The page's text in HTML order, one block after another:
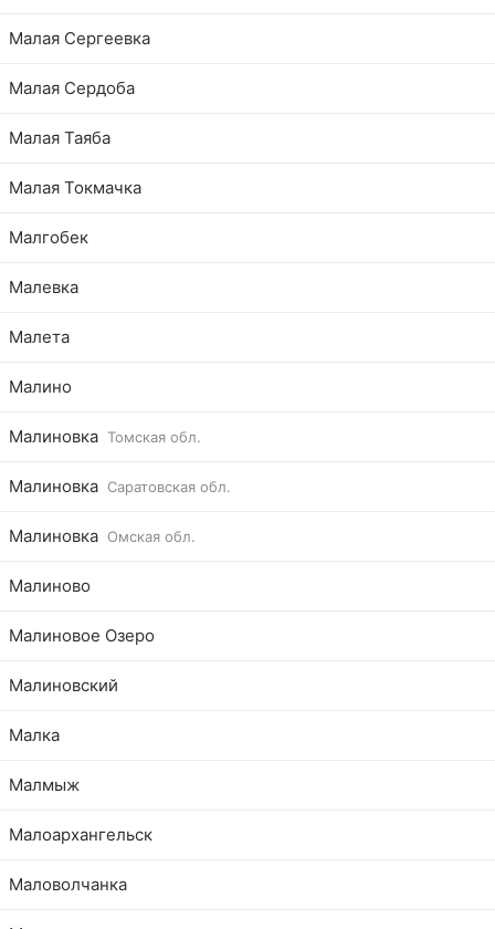
Малая Сергеевка
Малая Сердоба
Малая Таяба
Малая Токмачка
Малгобек
Малевка
Малета
Малино
Малиновка Томская обл.
Малиновка Саратовская обл.
Малиновка Омская обл.
Малиново
Малиновое Озеро
Малиновский
Малка
Малмыж
Малоархангельск
Маловолчанка